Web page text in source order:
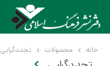
خانه محصولات تجددگرایی